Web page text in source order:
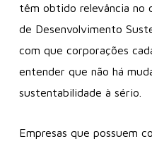
têm obtido relevância no
de Desenvolvimento
com que corporações
entender que não há
sustentabilidade à sério.
Empresas que possuem